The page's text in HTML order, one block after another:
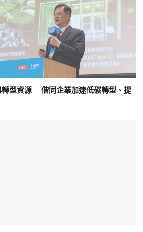
轉型資源 偕同企業加速低碳轉型、提